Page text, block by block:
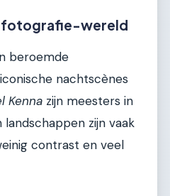
fotografie-wereld
beroemde
nachtscènes
Kenna zijn meesters in
zijn vaak
contrast en veel